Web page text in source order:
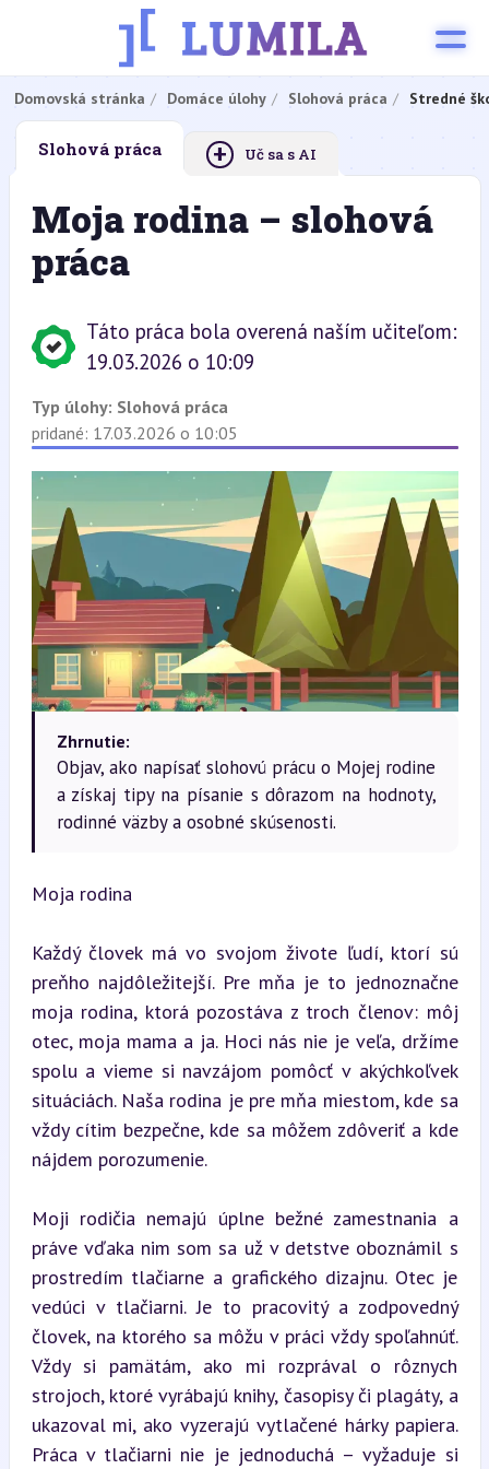
Domovská stránka Domáce úlohy Slohová práca Stredné
Slohová práca + Uč sa s AI
Moja rodina – slohová
práca
Táto práca bola overená naším učiteľom:
19.03.2026 o 10:09
Typ úlohy: Slohová práca
pridané: 17.03.2026 o 10:05
Zhrnutie:
Objav, ako napísať slohovú prácu o Mojej rodine
a získaj tipy na písanie s dôrazom na hodnoty,
rodinné väzby a osobné skúsenosti.
Moja rodina
Každý človek má vo svojom živote ľudí, ktorí sú
preňho najdôležitejší. Pre mňa je to jednoznačne
moja rodina, ktorá pozostáva z troch členov: môj
otec, moja mama a ja. Hoci nás nie je veľa, držíme
spolu a vieme si navzájom pomôcť v akýchkoľvek
situáciách. Naša rodina je pre mňa miestom, kde sa
vždy cítim bezpečne, kde sa môžem zdôveriť a kde
nájdem porozumenie.
Moji rodičia nemajú úplne bežné zamestnania a
práve vďaka nim som sa už v detstve oboznámil s
prostredím tlačiarne a grafického dizajnu. Otec je
vedúci v tlačiarni. Je to pracovitý a zodpovedný
človek, na ktorého sa môžu v práci vždy spoľahnúť.
Vždy si pamätám, ako mi rozprával o rôznych
strojoch, ktoré vyrábajú knihy, časopisy či plagáty, a
ukazoval mi, ako vyzerajú vytlačené hárky papiera.
Práca v tlačiarni nie je jednoduchá – vyžaduje si